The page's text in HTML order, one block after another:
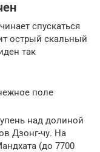
спускаться
острый скальный
так
поле
над долиной
Дзонг-чу. На
(до 7700